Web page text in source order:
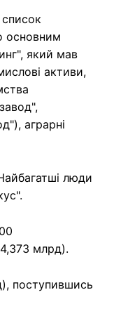
основним
який мав
активи,
аграрні
люди
млрд).
поступившись